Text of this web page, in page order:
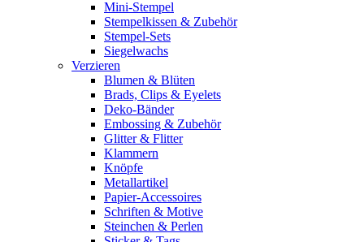
Mini-Stempel
Stempelkissen & Zubehör
Stempel-Sets
Siegelwachs
Verzieren
Blumen & Blüten
Brads, Clips & Eyelets
Deko-Bänder
Embossing & Zubehör
Glitter & Flitter
Klammern
Knöpfe
Metallartikel
Papier-Accessoires
Schriften & Motive
Steinchen & Perlen